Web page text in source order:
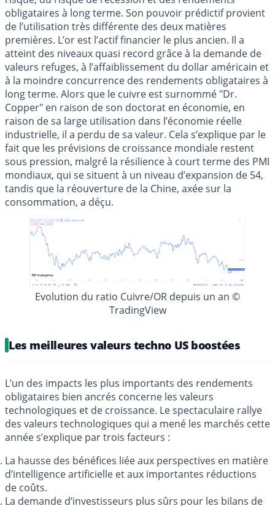
obligataires à long terme. Son pouvoir prédictif provient
de l’utilisation très différente des deux matières
premières. L’or est l’actif financier le plus ancien. Il a
atteint des niveaux quasi record grâce à la demande de
valeurs refuges, à l’affaiblissement du dollar américain et
à la moindre concurrence des rendements obligataires à
long terme. Alors que le cuivre est surnommé "Dr.
Copper" en raison de son doctorat en économie, en
raison de sa large utilisation dans l’économie réelle
industrielle, il a perdu de sa valeur. Cela s’explique par le
fait que les prévisions de croissance mondiale restent
sous pression, malgré la résilience à court terme des PMI
mondiaux, qui se situent à un niveau d’expansion de 54,
tandis que la réouverture de la Chine, axée sur la
consommation, a déçu.
Evolution du ratio Cuivre/OR depuis un an ©
TradingView
Les meilleures valeurs techno US boostées
L’un des impacts les plus importants des rendements
obligataires bien ancrés concerne les valeurs
technologiques et de croissance. Le spectaculaire rallye
des valeurs technologiques qui a mené les marchés cette
année s’explique par trois facteurs :
La hausse des bénéfices liée aux perspectives en matière
d’intelligence artificielle et aux importantes réductions
de coûts.
La demande d’investisseurs plus sûrs pour les bilans de